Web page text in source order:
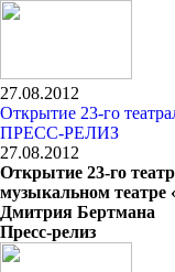
27.08.2012
Открытие 23-го
ПРЕСС-РЕЛИЗ
27.08.2012
Открытие 23-го
музыкальном театре
Дмитрия Бертмана
Пресс-релиз